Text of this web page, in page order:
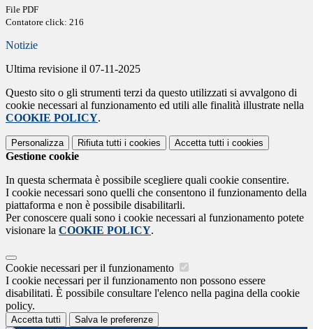
File PDF
Contatore click: 216
Notizie
Ultima revisione il 07-11-2025
Questo sito o gli strumenti terzi da questo utilizzati si avvalgono di
cookie necessari al funzionamento ed utili alle finalità illustrate nella
COOKIE POLICY.
Personalizza Rifiuta tutti i cookies Accetta tutti i cookies
Gestione cookie
In questa schermata è possibile scegliere quali cookie consentire.
I cookie necessari sono quelli che consentono il funzionamento della
piattaforma e non è possibile disabilitarli.
Per conoscere quali sono i cookie necessari al funzionamento potete
visionare la COOKIE POLICY.
Cookie necessari per il funzionamento
I cookie necessari per il funzionamento non possono essere
disabilitati. È possibile consultare l'elenco nella pagina della cookie
policy.
Accetta tutti Salva le preferenze